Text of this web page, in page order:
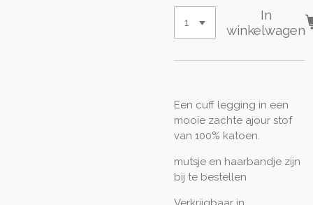
In
winkelwagen
Een cuff legging in een
mooie zachte ajour stof
van 100% katoen.
mutsje en haarbandje zijn
bij te bestellen